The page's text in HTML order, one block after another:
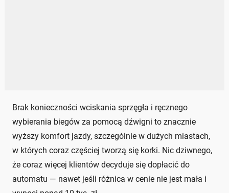
Brak konieczności wciskania sprzęgła i ręcznego
wybierania biegów za pomocą dźwigni to znacznie
wyższy komfort jazdy, szczególnie w dużych miastach,
w których coraz częściej tworzą się korki. Nic dziwnego,
że coraz więcej klientów decyduje się dopłacić do
automatu — nawet jeśli różnica w cenie nie jest mała i